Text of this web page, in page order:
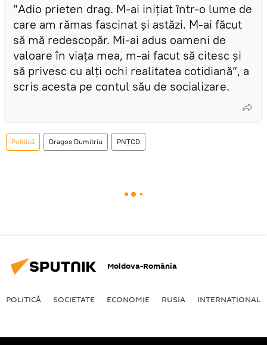
”Adio prieten drag. M-ai inițiat într-o lume de
care am rămas fascinat și astăzi. M-ai făcut
să mă redescopăr. Mi-ai adus oameni de
valoare în viața mea, m-ai facut să citesc și
să privesc cu alți ochi realitatea cotidiană”, a
scris acesta pe contul său de socializare.
Politică Dragoș Dumitriu PNȚCD
Moldova-România
POLITICĂ SOCIETATE ECONOMIE RUSIA INTERNAŢIONAL